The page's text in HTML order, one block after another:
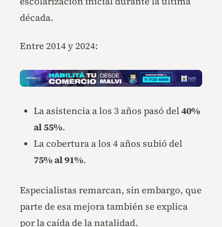
década.
Entre 2014 y 2024:
La asistencia a los 3 años pasó del40%
al 55%.
La cobertura a los 4 años subió del
75% al 91%.
Especialistas remarcan, sin embargo, que
parte de esa mejora también se explica
por la caída de la natalidad.